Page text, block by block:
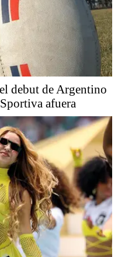
debut de Argentino
afuera